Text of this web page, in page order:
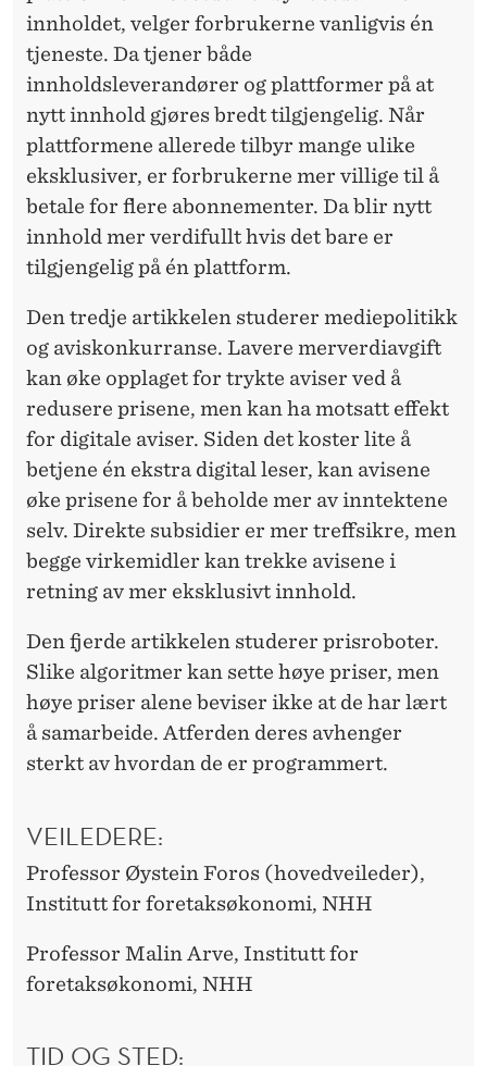
innholdet, velger forbrukerne vanligvis én
tjeneste. Da tjener både
innholdsleverandører og plattformer på at
nytt innhold gjøres bredt tilgjengelig. Når
plattformene allerede tilbyr mange ulike
eksklusiver, er forbrukerne mer villige til å
betale for flere abonnementer. Da blir nytt
innhold mer verdifullt hvis det bare er
tilgjengelig på én plattform.
Den tredje artikkelen studerer mediepolitikk
og aviskonkurranse. Lavere merverdiavgift
kan øke opplaget for trykte aviser ved å
redusere prisene, men kan ha motsatt effekt
for digitale aviser. Siden det koster lite å
betjene én ekstra digital leser, kan avisene
øke prisene for å beholde mer av inntektene
selv. Direkte subsidier er mer treffsikre, men
begge virkemidler kan trekke avisene i
retning av mer eksklusivt innhold.
Den fjerde artikkelen studerer prisroboter.
Slike algoritmer kan sette høye priser, men
høye priser alene beviser ikke at de har lært
å samarbeide. Atferden deres avhenger
sterkt av hvordan de er programmert.
VEILEDERE:
Professor Øystein Foros (hovedveileder),
Institutt for foretaksøkonomi, NHH
Professor Malin Arve, Institutt for
foretaksøkonomi, NHH
TID OG STED: